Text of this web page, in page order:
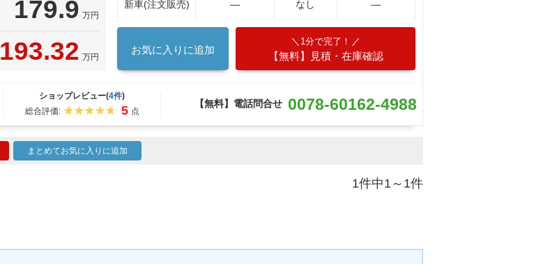
179.9 万円
193.32 万円
新車(注文販売) ― なし ―
お気に入りに追加
1分で完了！
【無料】見積・在庫確認
ショップレビュー(4件)
総合評価:
5 点
【無料】電話問合せ 0078-60162-4988
まとめてお気に入りに追加
1件中1～1件